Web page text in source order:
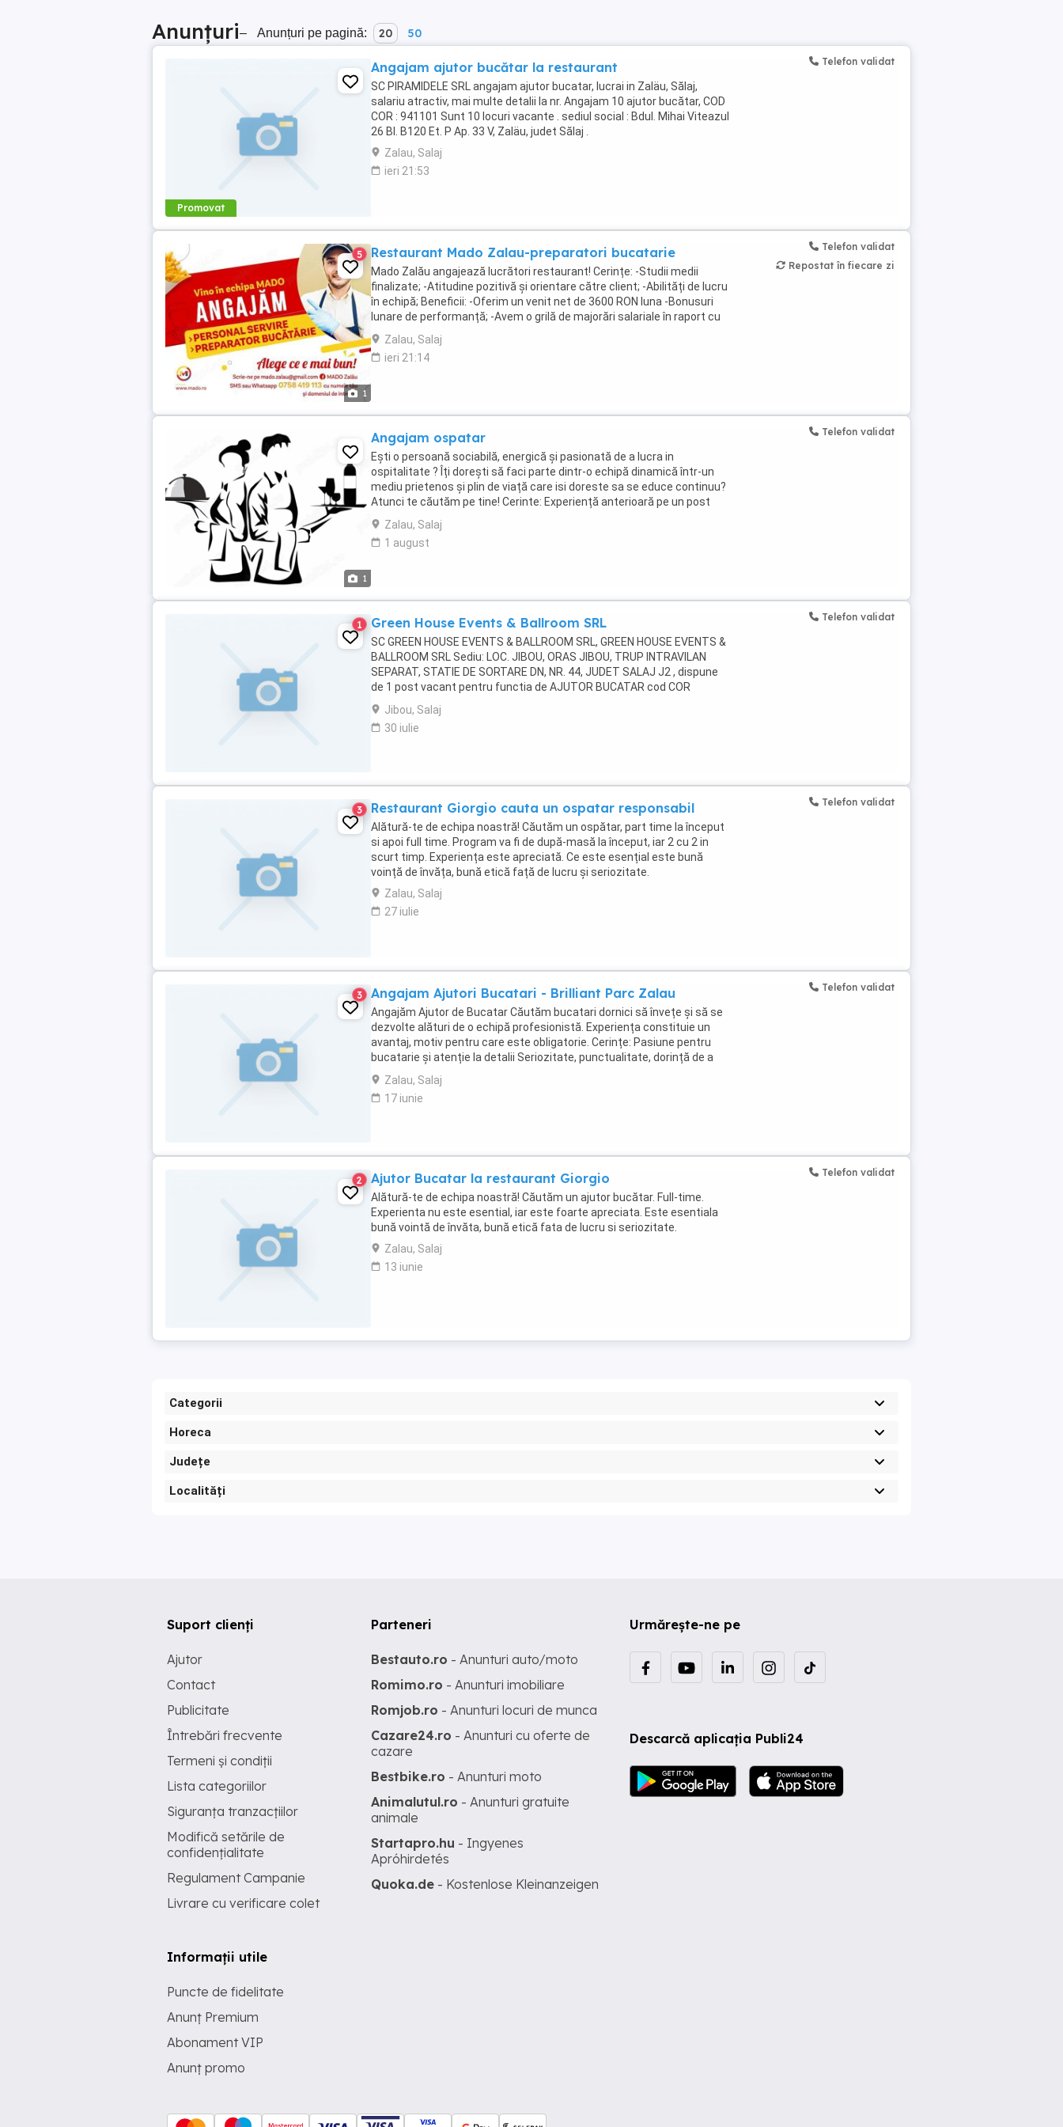
Anunțuri– Anunțuri pe pagină: 20 50
Promovat
Angajam ajutor bucătar la restaurant
SC PIRAMIDELE SRL angajam ajutor bucatar, lucrai in Zaläu, Sălaj,
salariu atractiv, mai multe detalii la nr. Angajam 10 ajutor bucătar, COD
COR : 941101 Sunt 10 locuri vacante . sediul social : Bdul. Mihai Viteazul
26 BI. B120 Et. P Ap. 33 V, Zaläu, judet Sălaj .
Zalau, Salaj
ieri 21:53
Telefon validat
1
5 Restaurant Mado Zalau-preparatori bucatarie
Mado Zalău angajează lucrători restaurant! Cerințe: -Studii medii
finalizate; -Atitudine pozitivă și orientare către client; -Abilități de lucru
în echipă; Beneficii: -Oferim un venit net de 3600 RON luna -Bonusuri
lunare de performanță; -Avem o grilă de majorări salariale în raport cu
timpul petrecut ...
Zalau, Salaj
ieri 21:14
Telefon validat
Repostat în fiecare zi
1
Angajam ospatar
Ești o persoană sociabilă, energică și pasionată de a lucra in
ospitalitate ? Îți dorești să faci parte dintr-o echipă dinamică într-un
mediu prietenos și plin de viață care isi doreste sa se educe continuu?
Atunci te căutăm pe tine! Cerinte: Experiență anterioară pe un post
similar (constituie un ...
Zalau, Salaj
1 august
Telefon validat
1 Green House Events & Ballroom SRL
SC GREEN HOUSE EVENTS & BALLROOM SRL, GREEN HOUSE EVENTS &
BALLROOM SRL Sediu: LOC. JIBOU, ORAS JIBOU, TRUP INTRAVILAN
SEPARAT, STATIE DE SORTARE DN, NR. 44, JUDET SALAJ J2 , dispune
de 1 post vacant pentru functia de AJUTOR BUCATAR cod COR
941101, salar 4325 RON lunar brut, 2700 RON net, angajare pe ...
Jibou, Salaj
30 iulie
Telefon validat
3 Restaurant Giorgio cauta un ospatar responsabil
Alătură-te de echipa noastră! Căutăm un ospătar, part time la început
si apoi full time. Program va fi de după-masă la început, iar 2 cu 2 in
scurt timp. Experiența este apreciată. Ce este esențial este bună
voință de învăța, bună etică față de lucru și seriozitate.
Zalau, Salaj
27 iulie
Telefon validat
3 Angajam Ajutori Bucatari - Brilliant Parc Zalau
Angajăm Ajutor de Bucatar Căutăm bucatari dornici să învețe și să se
dezvolte alături de o echipă profesionistă. Experiența constituie un
avantaj, motiv pentru care este obligatorie. Cerințe: Pasiune pentru
bucatarie și atenție la detalii Seriozitate, punctualitate, dorință de a
învăța Spirit ...
Zalau, Salaj
17 iunie
Telefon validat
2 Ajutor Bucatar la restaurant Giorgio
Alătură-te de echipa noastră! Căutăm un ajutor bucătar. Full-time.
Experienta nu este esential, iar este foarte apreciata. Este esentiala
bună vointă de învăta, bună etică fata de lucru si seriozitate.
Zalau, Salaj
13 iunie
Telefon validat
Categorii
Horeca
Județe
Localități
Urmărește-ne pe
Descarcă aplicația Publi24
Suport clienți
Ajutor
Contact
Publicitate
Întrebări frecvente
Termeni și condiții
Lista categoriilor
Siguranța tranzacțiilor
Modifică setările de
confidențialitate
Regulament Campanie
Livrare cu verificare colet
Informații utile
Puncte de fidelitate
Anunț Premium
Abonament VIP
Anunț promo
Parteneri
Bestauto.ro - Anunturi auto/moto
Romimo.ro - Anunturi imobiliare
Romjob.ro - Anunturi locuri de munca
Cazare24.ro - Anunturi cu oferte de
cazare
Bestbike.ro - Anunturi moto
Animalutul.ro - Anunturi gratuite
animale
Startapro.hu - Ingyenes
Apróhirdetés
Quoka.de - Kostenlose Kleinanzeigen